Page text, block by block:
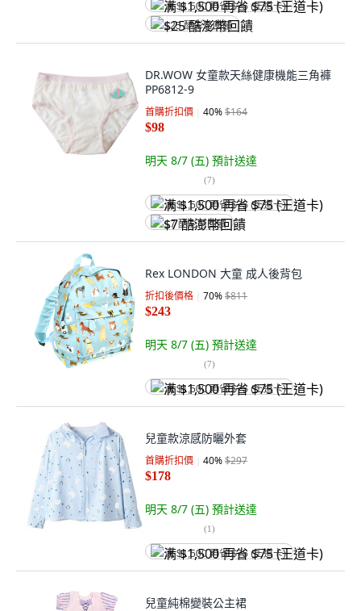
满 $1,500 再省 $75 (王道卡)
$25 酷澎幣回饋
DR.WOW 女童款天絲健康機能三角褲
PP6812-9
首購折扣價 40%$164
$98
明天 8/7 (五) 預計送達
(7)
满 $1,500 再省 $75 (王道卡)
$7 酷澎幣回饋
Rex LONDON 大童 成人後背包
折扣後價格 70%$811
$243
明天 8/7 (五) 預計送達
(7)
满 $1,500 再省 $75 (王道卡)
兒童款涼感防曬外套
首購折扣價 40%$297
$178
明天 8/7 (五) 預計送達
(1)
满 $1,500 再省 $75 (王道卡)
兒童純棉變裝公主裙